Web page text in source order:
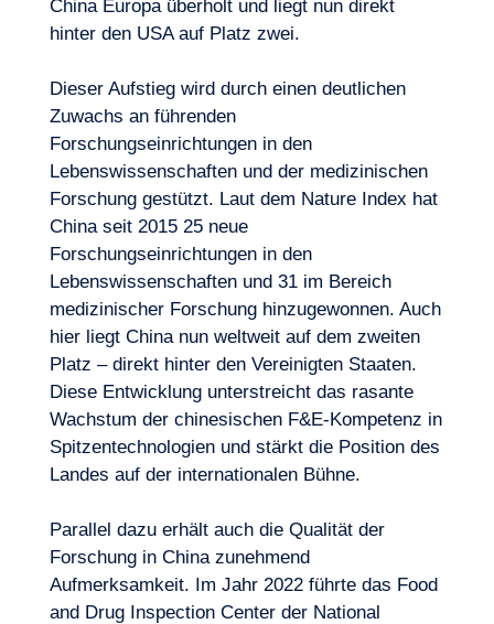
DE
China Europa überholt und liegt nun direkt
hinter den USA auf Platz zwei.
Dieser Aufstieg wird durch einen deutlichen
Zuwachs an führenden
Forschungseinrichtungen in den
Lebenswissenschaften und der medizinischen
Forschunggestützt. Laut dem Nature Index hat
China seit 2015 25 neue
Forschungseinrichtungen in den
Lebenswissenschaften und 31 im Bereich
medizinischer Forschung hinzugewonnen. Auch
hier liegt China nun weltweit auf dem zweiten
Platz – direkt hinter den Vereinigten Staaten.
Diese Entwicklung unterstreicht das rasante
Wachstum der chinesischen F&E-Kompetenz in
Spitzentechnologienund stärkt die Position des
Landes auf der internationalen Bühne.
Parallel dazu erhält auch die Qualität der
Forschung in China zunehmend
Aufmerksamkeit. Im Jahr 2022 führte das Food
and Drug Inspection Center der National